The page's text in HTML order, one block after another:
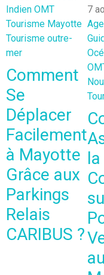
Indien OMT
Tourisme Mayotte
Tourisme outre-
mer
Comment
Se
Déplacer
Facilement
à Mayotte
Grâce aux
Parkings
Relais
CARIBUS ?
7
la